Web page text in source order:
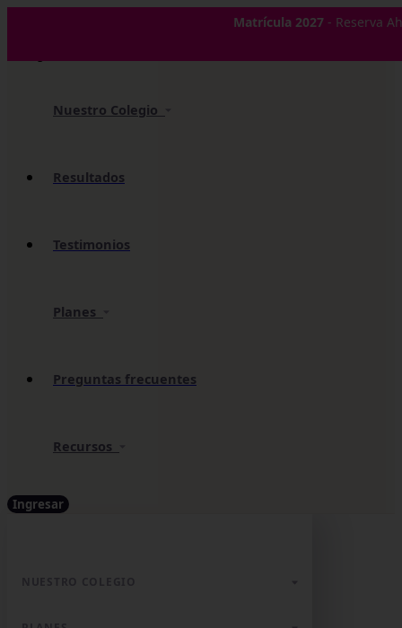
Matrícula 2027- Reserva
Nuestro Colegio
Resultados
Testimonios
Planes
Preguntas frecuentes
Recursos
Ingresar
✕